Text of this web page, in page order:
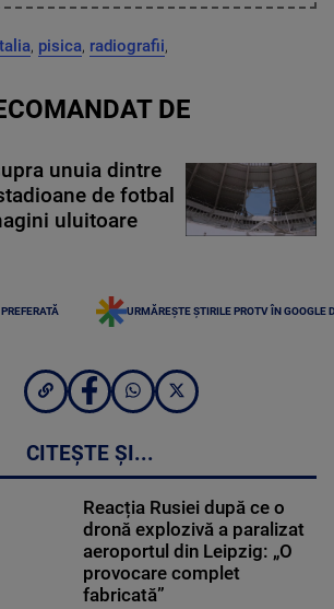
, pisica, radiografii,
DE
unuia dintre
de fotbal
uluitoare
URMĂREȘTE ȘTIRILE PROTV ÎN GOOGLE
CITEȘTE ȘI...
Reacția Rusiei după ce o
dronă explozivă a paralizat
aeroportul din Leipzig: „O
provocare complet
fabricată”